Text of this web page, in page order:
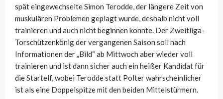
spät eingewechselte Simon Terodde, der längere Zeit von
muskulären Problemen geplagt wurde, deshalb nicht voll
trainieren und auch nicht beginnen konnte. Der Zweitliga-
Torschützenkönig der vergangenen Saison soll nach
Informationen der „Bild“ ab Mittwoch aber wieder voll
trainieren und ist dann sicher auch ein heißer Kandidat für
die Startelf, wobei Terodde statt Polter wahrscheinlicher
ist als eine Doppelspitze mit den beiden Mittelstürmern.